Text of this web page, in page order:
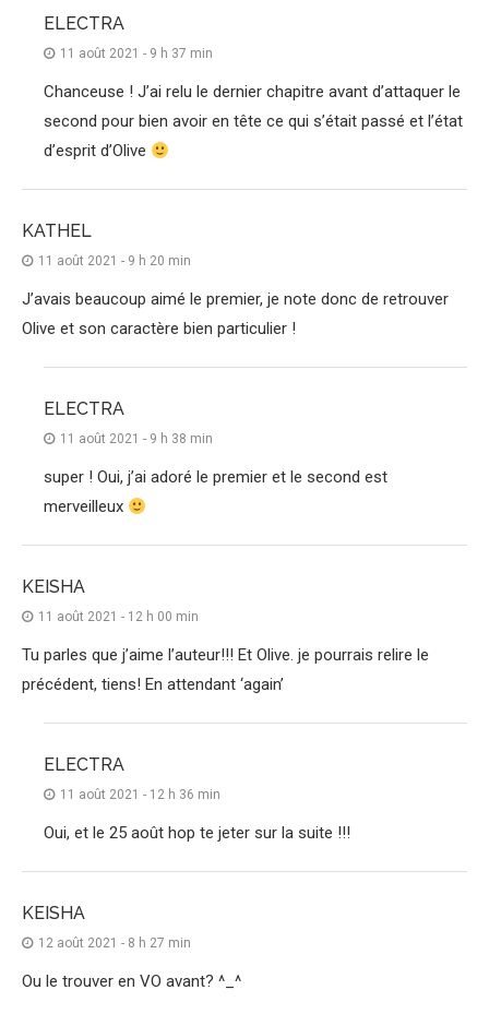
ELECTRA
11 août 2021 - 9 h 37 min
Chanceuse ! J’ai relu le dernier chapitre avant d’attaquer le
second pour bien avoir en tête ce qui s’était passé et l’état
d’esprit d’Olive
KATHEL
11 août 2021 - 9 h 20 min
J’avais beaucoup aimé le premier, je note donc de retrouver
Olive et son caractère bien particulier !
ELECTRA
11 août 2021 - 9 h 38 min
super ! Oui, j’ai adoré le premier et le second est
merveilleux
KEISHA
11 août 2021 - 12 h 00 min
Tu parles que j’aime l’auteur!!! Et Olive. je pourrais relire le
précédent, tiens! En attendant ‘again’
ELECTRA
11 août 2021 - 12 h 36 min
Oui, et le 25 août hop te jeter sur la suite !!!
KEISHA
12 août 2021 - 8 h 27 min
Ou le trouver en VO avant? ^_^